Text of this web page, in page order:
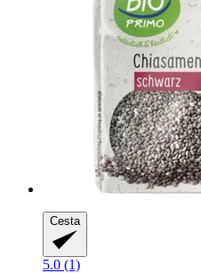
Cesta
5.0 (1)